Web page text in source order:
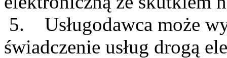
5. Usługodawca może
świadczenie usług drogą